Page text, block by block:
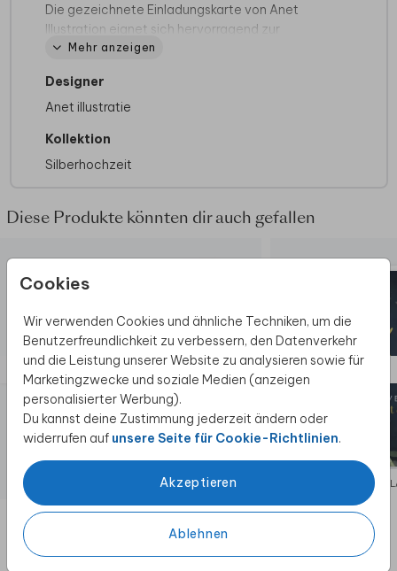
Cookies
Wir verwenden Cookies und ähnliche Techniken, um die
Benutzerfreundlichkeit zu verbessern, den Datenverkehr
und die Leistung unserer Website zu analysieren sowie für
Marketingzwecke und soziale Medien (anzeigen
personalisierter Werbung).
Du kannst deine Zustimmung jederzeit ändern oder
widerrufen auf unsere Seite für Cookie-Richtlinien.
Akzeptieren
Ablehnen
Die gezeichnete Einladungskarte von Anet
Illustration eignet sich hervorragend zur
Hochzeit. Schreibe deinen eigenen Text auf die
persönlichen Geschmack.
Bei quadratische Karten fällt ggf. ein anderes
Website der Deutschen Post
Format erhältst du Umschläge in der Größe
Mehr anzeigen
Designer
Anet illustratie
Kollektion
Silberhochzeit
Diese Produkte könnten dir auch gefallen